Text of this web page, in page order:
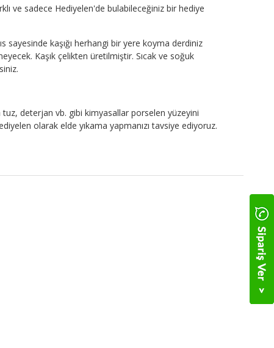
ve sadece Hediyelen'de bulabileceğiniz bir hediye
sayesinde kaşığı herhangi bir yere koyma derdiniz
Kaşık çelikten üretilmiştir. Sıcak ve soğuk
tuz, deterjan vb. gibi kimyasallar porselen yüzeyini
olarak elde yıkama yapmanızı tavsiye ediyoruz.